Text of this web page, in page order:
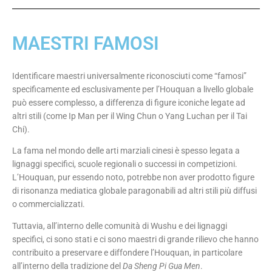
MAESTRI FAMOSI
Identificare maestri universalmente riconosciuti come “famosi”
specificamente ed esclusivamente per l’Houquan a livello globale
può essere complesso, a differenza di figure iconiche legate ad
altri stili (come Ip Man per il Wing Chun o Yang Luchan per il Tai
Chi).
La fama nel mondo delle arti marziali cinesi è spesso legata a
lignaggi specifici, scuole regionali o successi in competizioni.
L’Houquan, pur essendo noto, potrebbe non aver prodotto figure
di risonanza mediatica globale paragonabili ad altri stili più diffusi
o commercializzati.
Tuttavia, all’interno delle comunità di Wushu e dei lignaggi
specifici, ci sono stati e ci sono maestri di grande rilievo che hanno
contribuito a preservare e diffondere l’Houquan, in particolare
all’interno della tradizione del Da Sheng Pi Gua Men.